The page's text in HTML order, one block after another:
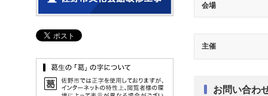
会場
主催
お問い合わ